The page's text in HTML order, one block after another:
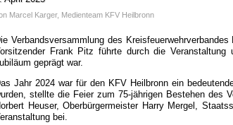
Marcel Karger, Medienteam KFV Heilbronn
Verbandsversammlung des
Frank Pitz führte durch die
geprägt war.
Jahr 2024 war für den KFV Heilbronn ein
stellte die Feier zum 75-jährigen Bestehen des
Heuser, Oberbürgermeister Harry Mergel,
bei.